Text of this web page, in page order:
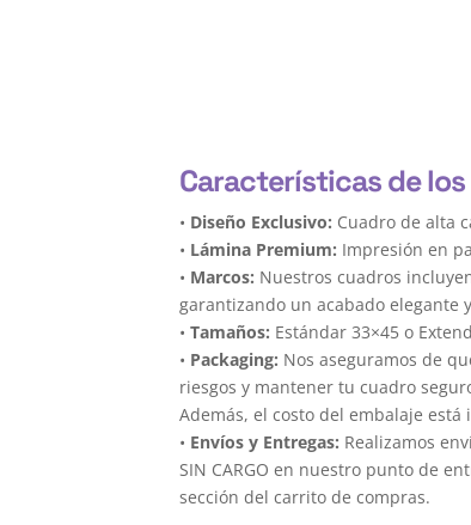
Características de
• Diseño Exclusivo: Cuadro de alta
• Lámina Premium: Impresión en
• Marcos: Nuestros cuadros
garantizando un acabado elegante
•Tamaños: Estándar 33×45 o
• Packaging: Nos aseguramos de
riesgos y mantener tu cuadro
Además, el costo del embalaje
• Envíos y Entregas: Realizamos
SIN CARGO en nuestro punto de
sección del carrito de compras.